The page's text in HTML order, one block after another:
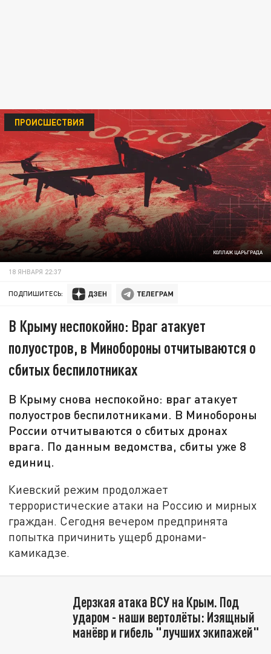
КОЛЛАЖ ЦАРЬГРАДА
ПРОИСШЕСТВИЯ
18 ЯНВАРЯ 22:37
ПОДПИШИТЕСЬ:
В Крыму неспокойно: Враг атакует
полуостров, в Минобороны отчитываются о
сбитых беспилотниках
В Крыму снова неспокойно: враг атакует
полуостров беспилотниками. В Минобороны
России отчитываются о сбитых дронах
врага. По данным ведомства, сбиты уже 8
единиц.
Киевский режим продолжает
террористические атаки на Россию и мирных
граждан. Сегодня вечером предпринята
попытка причинить ущерб дронами-
камикадзе.
Дерзкая атака ВСУ на Крым. Под
ударом - наши вертолёты: Изящный
манёвр и гибель "лучших экипажей"